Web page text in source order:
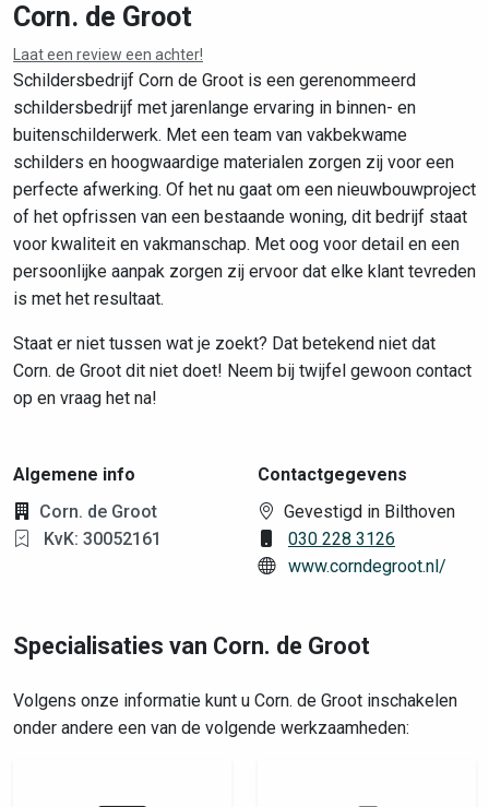
Leaflet|©OpenStreetMapcontributors
Corn. de Groot
Laat een review een achter!
Schildersbedrijf Corn de Groot is een gerenommeerd
schildersbedrijf met jarenlange ervaring in binnen- en
buitenschilderwerk. Met een team van vakbekwame
schilders en hoogwaardige materialen zorgen zij voor een
perfecte afwerking. Of het nu gaat om een nieuwbouwproject
of het opfrissen van een bestaande woning, dit bedrijf staat
voor kwaliteit en vakmanschap. Met oog voor detail en een
persoonlijke aanpak zorgen zij ervoor dat elke klant tevreden
is met het resultaat.
Staat er niet tussen wat je zoekt? Dat betekend niet dat
Corn. de Groot dit niet doet! Neem bij twijfel gewoon contact
op en vraag het na!
Algemene info
Corn. de Groot
KvK: 30052161
Contactgegevens
Gevestigd in Bilthoven
030 228 3126
www.corndegroot.nl/
Specialisaties van Corn. de Groot
Volgens onze informatie kunt u Corn. de Groot inschakelen
onder andere een van de volgende werkzaamheden: